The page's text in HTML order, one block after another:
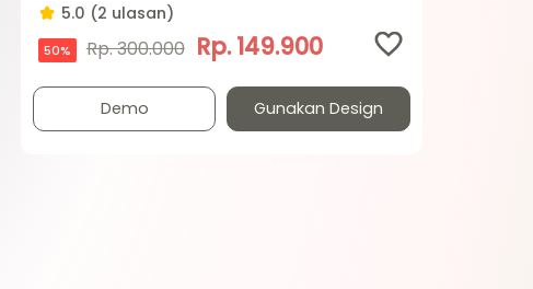
5.0 (2 ulasan)
50% Rp. 300.000 Rp. 149.900
Demo Gunakan Design